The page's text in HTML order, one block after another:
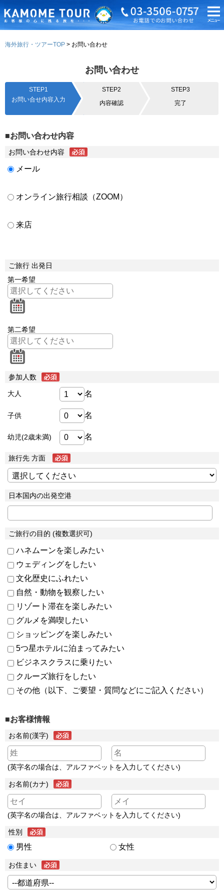
海外旅行・ツアーTOP お問い合わせ
お問い合わせ
STEP1
お問い合せ内容入力
STEP2
内容確認
STEP3
完了
■お問い合わせ内容
お問い合わせ内容
メール
オンライン旅行相談（ZOOM）
来店
ご旅行 出発日
第一希望
第二希望
参加人数
大人 名
子供 名
幼児(2歳未満) 名
旅行先 方面
日本国内の出発空港
ご旅行の目的 (複数選択可)
ハネムーンを楽しみたい
ウェディングをしたい
文化歴史にふれたい
自然・動物を観察したい
リゾート滞在を楽しみたい
グルメを満喫したい
ショッピングを楽しみたい
5つ星ホテルに泊まってみたい
ビジネスクラスに乗りたい
クルーズ旅行をしたい
その他（以下、ご要望・質問などにご記入ください）
■お客様情報
お名前(漢字)
(英字名の場合は、アルファベットを入力してください)
お名前(カナ)
(英字名の場合は、アルファベットを入力してください)
性別
男性 女性
お住まい